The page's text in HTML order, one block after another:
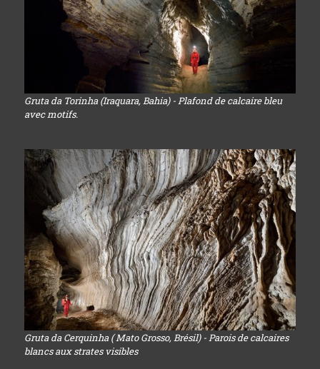
Gruta da Torinha (Iraquara, Bahia) - Plafond de calcaire bleu
avec motifs.
Gruta da Cerquinha ( Mato Grosso, Brésil) - Parois de calcaires
blancs aux strates visibles